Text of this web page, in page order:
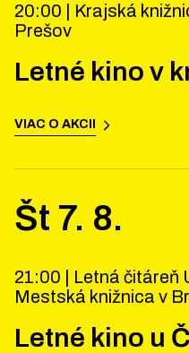
20:00 | Krajská
Prešov
Letné kino v
VIAC O AKCII
Št 7. 8.
21:00 | Letná čitáreň
Mestská knižnica v
Letné kino u